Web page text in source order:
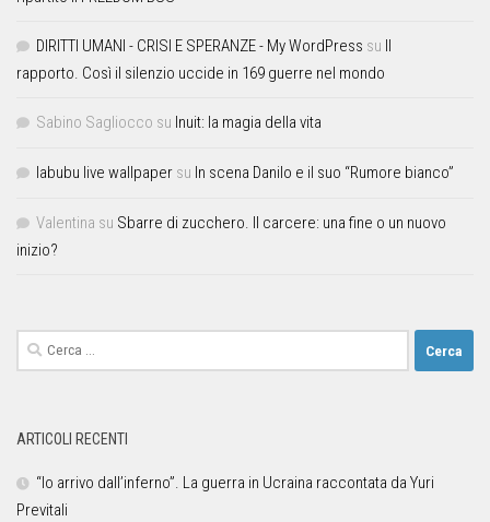
DIRITTI UMANI - CRISI E SPERANZE - My WordPress su
rapporto. Così il silenzio uccide in 169 guerre nel mondo
Sabino Sagliocco su Inuit: la magia della vita
labubu live wallpaper su In scena Danilo e il suo “Rumore bianco”
Valentina su Sbarre di zucchero. Il carcere: una fine o un nuovo
inizio?
ARTICOLI RECENTI
“Io arrivo dall’inferno”. La guerra in Ucraina raccontata da Yuri
Previtali